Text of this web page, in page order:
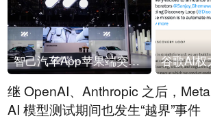
智己汽车App苹果端突然“下架”
继 OpenAI、Anthropic 之后，Meta
AI 模型测试期间也发生“越界”事件